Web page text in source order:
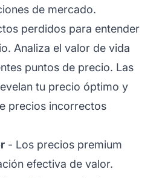
de mercado.
perdidos para entender
Analiza el valor de vida
puntos de precio. Las
tu precio óptimo y
precios incorrectos
- Los precios premium
efectiva de valor.